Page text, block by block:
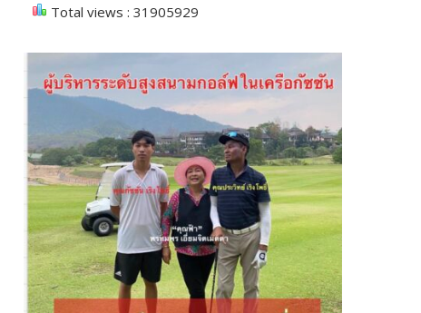
Total views : 31905929